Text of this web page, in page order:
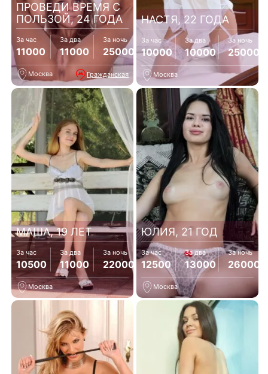
ПРОВЕДИ ВРЕМЯ С
ПОЛЬЗОЙ, 24 ГОДА
За час
11000
За два
11000
За ночь
25000
Москва Гражданская
НАСТЯ, 22 ГОДА
За час
10000
За два
10000
За ночь
25000
Москва
МАША, 19 ЛЕТ
За час
10500
За два
11000
За ночь
22000
Москва
ЮЛИЯ, 21 ГОД
За час
12500
За два
13000
За ночь
26000
Москва